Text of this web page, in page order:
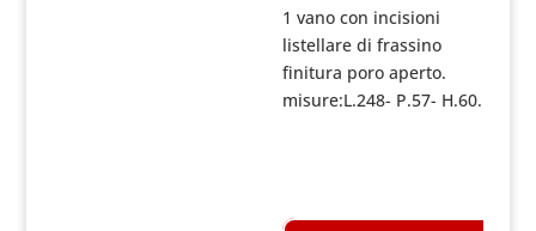
1 vano con incisioni
listellare di frassino
finitura poro aperto.
misure:L.248- P.57- H.60.